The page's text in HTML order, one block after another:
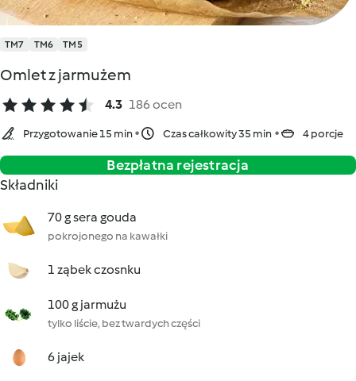
TM7 TM6 TM5
Omlet z jarmużem
4.3 186 ocen
Przygotowanie 15 min Czas całkowity 35 min 4 porcje
Bezpłatna rejestracja
Składniki
70 g sera gouda
pokrojonego na kawałki
1 ząbek czosnku
100 g jarmużu
tylko liście, bez twardych części
6 jajek